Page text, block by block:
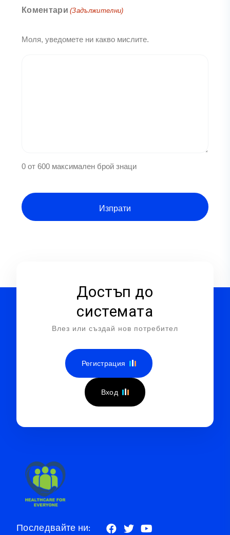
Коментари (Задължителни)
Моля, уведомете ни какво мислите.
0 от 600 максимален брой знаци
Достъп до
системата
Влез или създай нов потребител
Регистрация
Вход
Последвайте ни: